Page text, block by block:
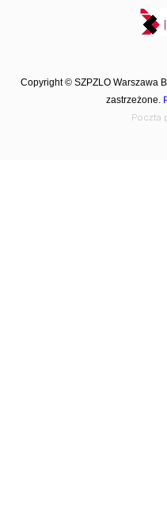
Copyright © SZPZLO Warszawa
zastrzeżone.
Poczta